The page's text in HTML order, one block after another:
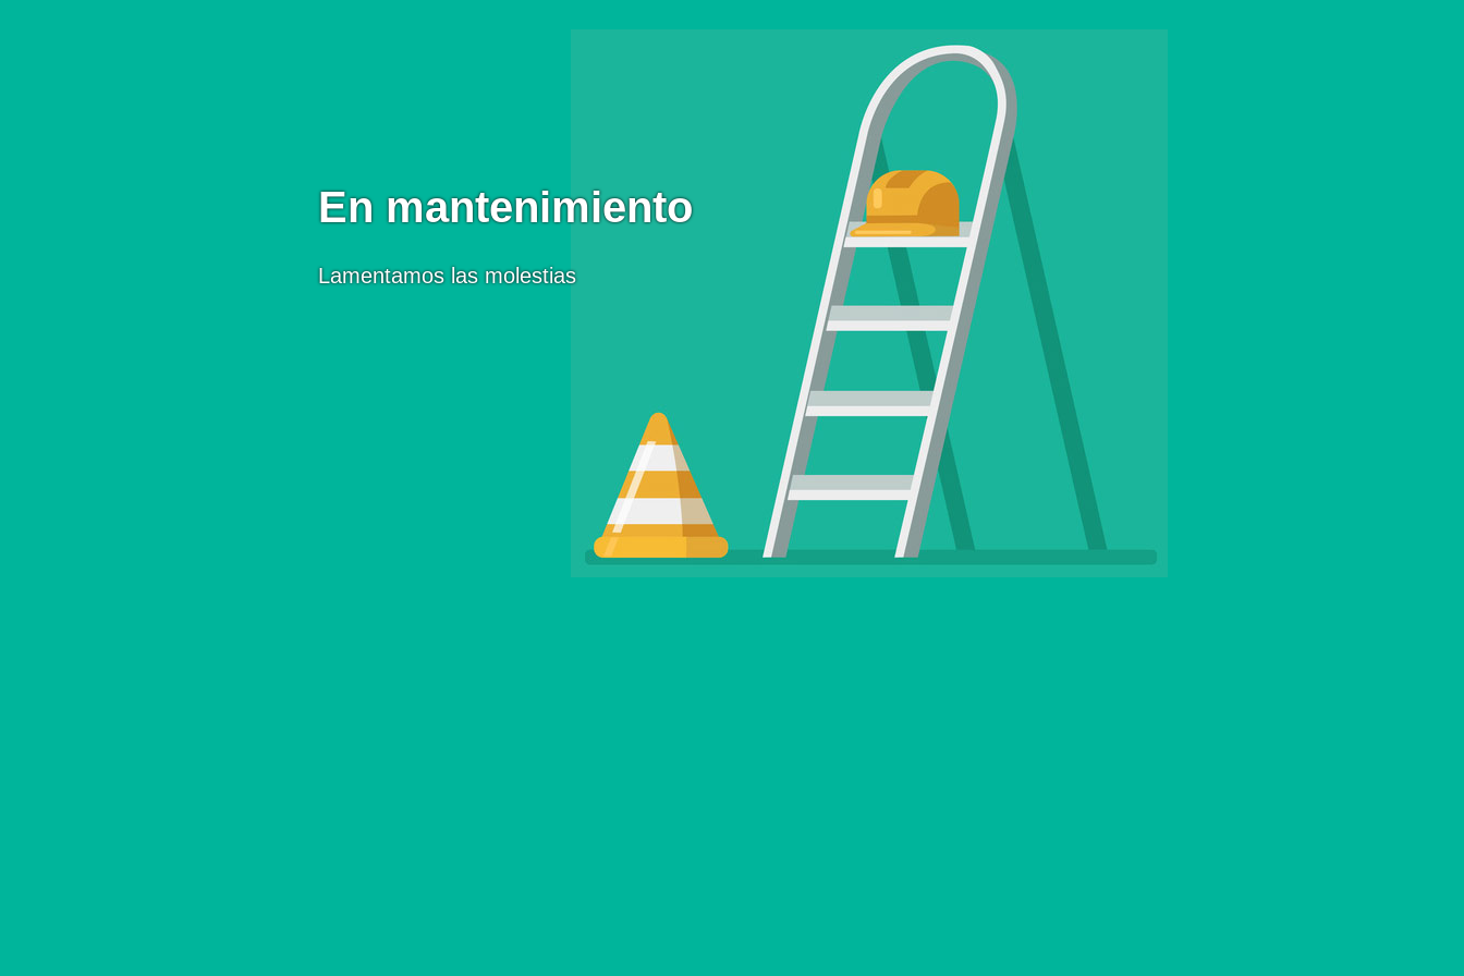
En mantenimiento
Lamentamos las molestias